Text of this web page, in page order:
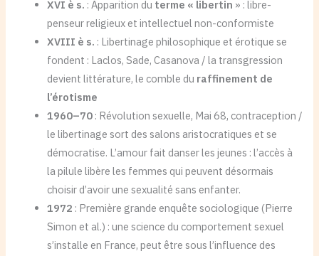
XVI è s. : Apparition du terme « libertin » : libre-
penseur religieux et intellectuel non-conformiste
XVIII è s. : Libertinage philosophique et érotique se
fondent : Laclos, Sade, Casanova / la transgression
devient littérature, le comble du raffinement de
l’érotisme
1960–70 : Révolution sexuelle, Mai 68, contraception /
le libertinage sort des salons aristocratiques et se
démocratise. L’amour fait danser les jeunes : l’accès à
la pilule libère les femmes qui peuvent désormais
choisir d’avoir une sexualité sans enfanter.
1972 : Première grande enquête sociologique (Pierre
Simon et al.) : une science du comportement sexuel
s’installe en France, peut être sous l’influence des